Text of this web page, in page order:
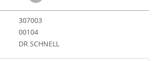
307003
00104
DR.SCHNELL